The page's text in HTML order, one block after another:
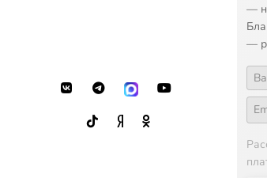
—
—